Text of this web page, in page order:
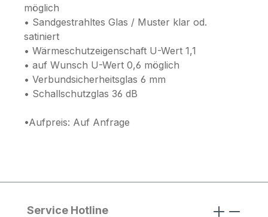
möglich
• Sandgestrahltes Glas / Muster klar od.
satiniert
• Wärmeschutzeigenschaft U-Wert 1,1
• auf Wunsch U-Wert 0,6 möglich
• Verbundsicherheitsglas 6 mm
• Schallschutzglas 36 dB
•Aufpreis: Auf Anfrage
Service Hotline